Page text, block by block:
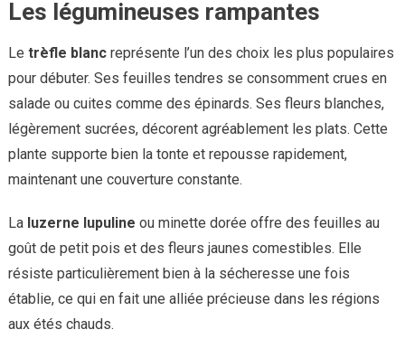
Les légumineuses rampantes
Le trèfle blancreprésente l’un des choix les plus populaires
pour débuter. Ses feuilles tendres se consomment crues en
salade ou cuites comme des épinards. Ses fleurs blanches,
légèrement sucrées, décorent agréablement les plats. Cette
plante supporte bien la tonte et repousse rapidement,
maintenant une couverture constante.
La luzerne lupuline ou minette dorée offre des feuilles au
goût de petit pois et des fleurs jaunes comestibles. Elle
résiste particulièrement bien à la sécheresse une fois
établie, ce qui en fait une alliée précieuse dans les régions
aux étés chauds.